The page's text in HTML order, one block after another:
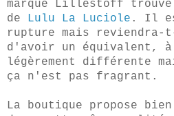
marque Lillestoff
de Lulu La Luciole . Il
rupture mais
d'avoir un équivalent,
légèrement différente
ça n'est pas fragrant.
La boutique propose